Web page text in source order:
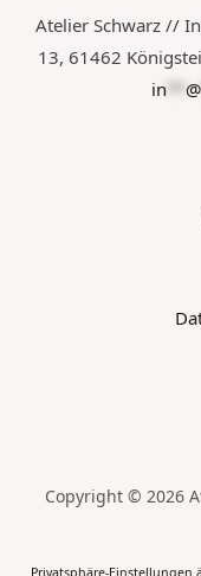
Atelier Schwarz //
13, 61462
in ** @
Copyright © 2026
Privatsphäre-Einstellungen